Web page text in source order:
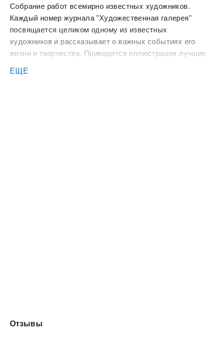
Собрание работ всемирно известных художников.
Каждый номер журнала "Художественная галерея"
посвящается целиком одному из известных
художников и рассказывает о важных событиях его
жизни и творчества. Приводятся иллюстрации лучших
ходе изложения материала даются дополнительные
ЕЩЕ
Отзывы